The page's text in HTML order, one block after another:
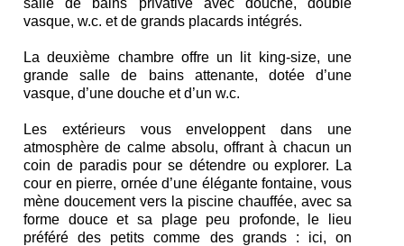
vasque, w.c. et de grands placards intégrés.
La deuxième chambre offre un lit king-size, une
grande salle de bains attenante, dotée d’une
vasque, d’une douche et d’un w.c.
Les extérieurs vous enveloppent dans une
atmosphère de calme absolu, offrant à chacun un
coin de paradis pour se détendre ou explorer. La
cour en pierre, ornée d’une élégante fontaine, vous
mène doucement vers la piscine chauffée, avec sa
forme douce et sa plage peu profonde, le lieu
préféré des petits comme des grands : ici, on